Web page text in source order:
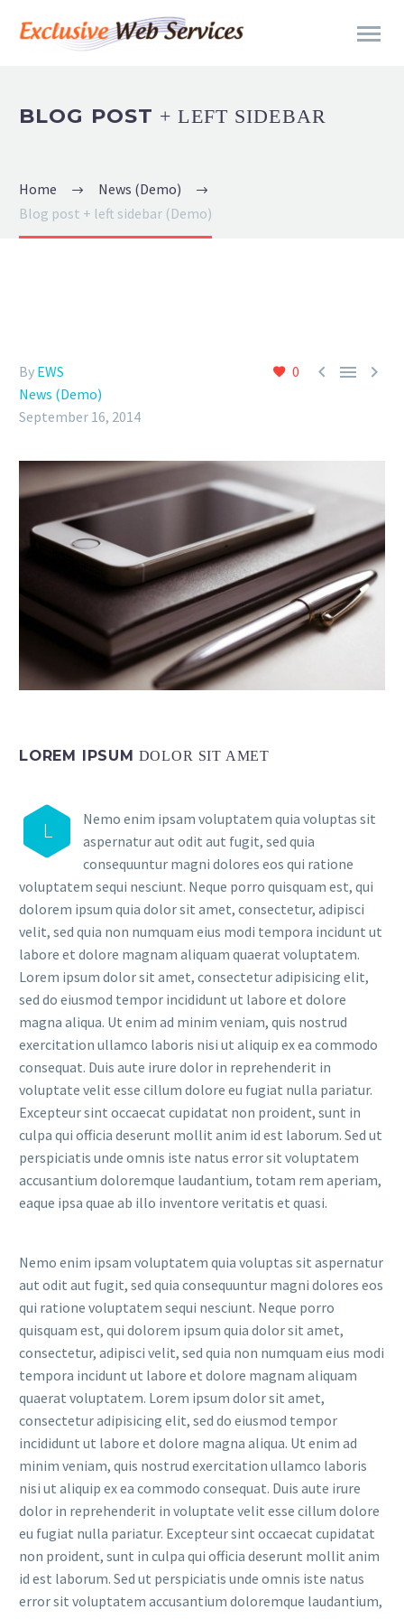
BLOG POST + LEFT SIDEBAR
Home
News (Demo)
Blog post + left sidebar (Demo)
0   
By EWS
News (Demo)
September 16, 2014
LOREM IPSUM DOLOR SIT AMET
L
Nemo enim ipsam voluptatem quia voluptas sit
aspernatur aut odit aut fugit, sed quia
consequuntur magni dolores eos qui ratione
voluptatem sequi nesciunt. Neque porro quisquam est, qui
dolorem ipsum quia dolor sit amet, consectetur, adipisci
velit, sed quia non numquam eius modi tempora incidunt ut
labore et dolore magnam aliquam quaerat voluptatem.
Lorem ipsum dolor sit amet, consectetur adipisicing elit,
sed do eiusmod tempor incididunt ut labore et dolore
magna aliqua. Ut enim ad minim veniam, quis nostrud
exercitation ullamco laboris nisi ut aliquip ex ea commodo
consequat. Duis aute irure dolor in reprehenderit in
voluptate velit esse cillum dolore eu fugiat nulla pariatur.
Excepteur sint occaecat cupidatat non proident, sunt in
culpa qui officia deserunt mollit anim id est laborum. Sed ut
perspiciatis unde omnis iste natus error sit voluptatem
accusantium doloremque laudantium, totam rem aperiam,
eaque ipsa quae ab illo inventore veritatis et quasi.
Nemo enim ipsam voluptatem quia voluptas sit aspernatur
aut odit aut fugit, sed quia consequuntur magni dolores eos
qui ratione voluptatem sequi nesciunt. Neque porro
quisquam est, qui dolorem ipsum quia dolor sit amet,
consectetur, adipisci velit, sed quia non numquam eius modi
tempora incidunt ut labore et dolore magnam aliquam
quaerat voluptatem. Lorem ipsum dolor sit amet,
consectetur adipisicing elit, sed do eiusmod tempor
incididunt ut labore et dolore magna aliqua. Ut enim ad
minim veniam, quis nostrud exercitation ullamco laboris
nisi ut aliquip ex ea commodo consequat. Duis aute irure
dolor in reprehenderit in voluptate velit esse cillum dolore
eu fugiat nulla pariatur. Excepteur sint occaecat cupidatat
non proident, sunt in culpa qui officia deserunt mollit anim
id est laborum. Sed ut perspiciatis unde omnis iste natus
error sit voluptatem accusantium doloremque laudantium,